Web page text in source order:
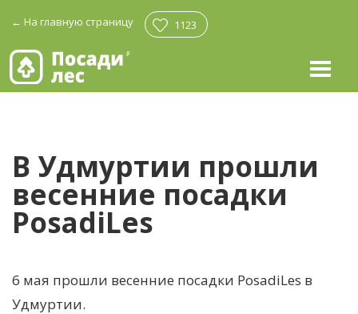
← На главную страницу 1123
В Удмуртии прошли
весенние посадки
PosadiLes
6 мая прошли весенние посадки PosadiLes в
Удмуртии.